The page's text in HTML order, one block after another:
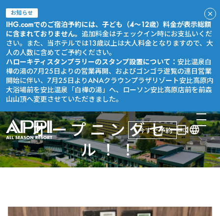
お知らせ
IHG.comでのご宿泊予約には、子ども（4～12歳）料金が表示総額
に含まれておりません。 追加料金はチェックイン時にお支払いくだ
さい。また、当ホテルでは13歳以上は大人料金となりますので、大
人の人数に含めてご予約ください。
ハローキティスタンプラリーのスタンプ設置について： 安比温泉白
樺の湯の7月25日よりの営業再開、およびゴンゴラ遊覧の連日営業
開始に伴い、7月25日よりANAクラウンプラザリゾート安比高原内
大浴場前を安比温泉「白樺の湯」へ、ローソン安比高原店前を前森
山山頂へ変更させていただきました。
今すぐ予約
オープニングセー
ル！！